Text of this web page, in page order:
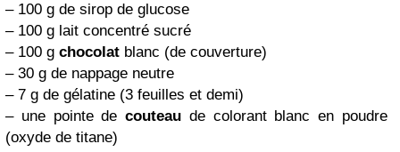
– 100 g de sirop de glucose
– 100 g lait concentré sucré
– 100 g chocolat blanc (de couverture)
– 30 g de nappage neutre
– 7 g de gélatine (3 feuilles et demi)
– une pointe decouteau de colorant blanc en poudre
(oxyde de titane)